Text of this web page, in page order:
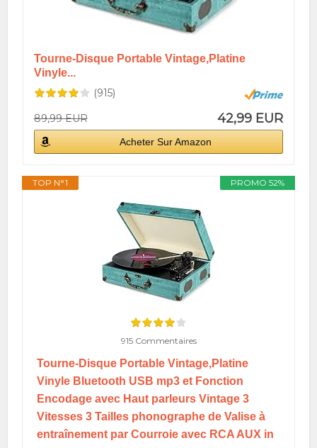
Tourne-Disque Portable Vintage,Platine
Vinyle...
(915)
89,99 EUR
42,99 EUR
Acheter Sur Amazon
PROMO 52%
TOP N°1
915 Commentaires
Tourne-Disque Portable Vintage,Platine
Vinyle Bluetooth USB mp3 et Fonction
Encodage avec Haut parleurs Vintage 3
Vitesses 3 Tailles phonographe de Valise à
entraînement par Courroie avec RCA AUX in